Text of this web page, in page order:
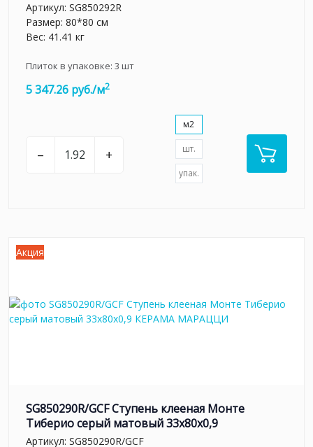
Артикул: SG850292R
Размер: 80*80 см
Вес: 41.41 кг
Плиток в упаковке: 3 шт
5 347.26 руб./м2
– +
м2
шт.
упак.
Акция
SG850290R/GCF Ступень клееная Монте
Тиберио серый матовый 33x80x0,9
Артикул: SG850290R/GCF